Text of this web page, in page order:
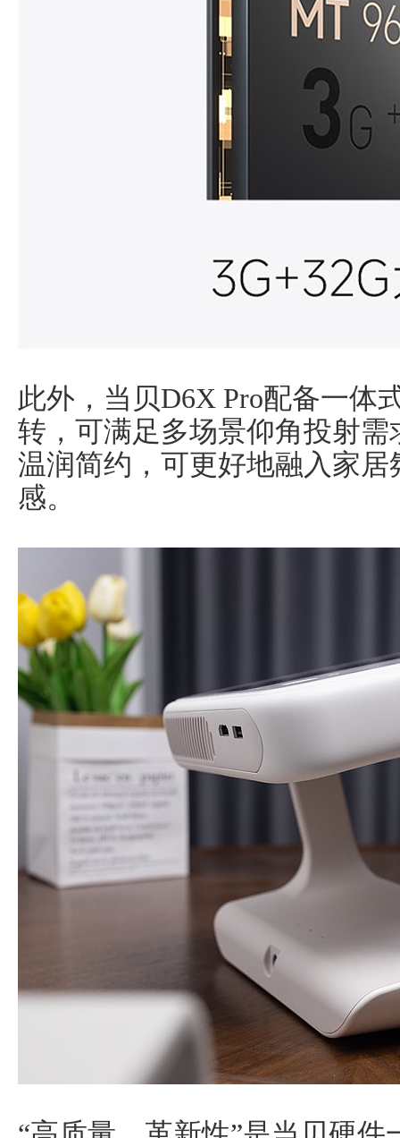
此外，当贝D6X Pro配备一体
转，可满足多场景仰角投射
温润简约，可更好地融入家
感。